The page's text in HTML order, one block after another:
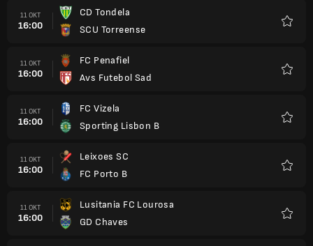
11 OKT
16:00
CD Tondela
SCU Torreense
11 OKT
16:00
FC Penafiel
Avs Futebol Sad
11 OKT
16:00
FC Vizela
Sporting Lisbon B
11 OKT
16:00
Leixoes SC
FC Porto B
11 OKT
16:00
Lusitania FC Lourosa
GD Chaves